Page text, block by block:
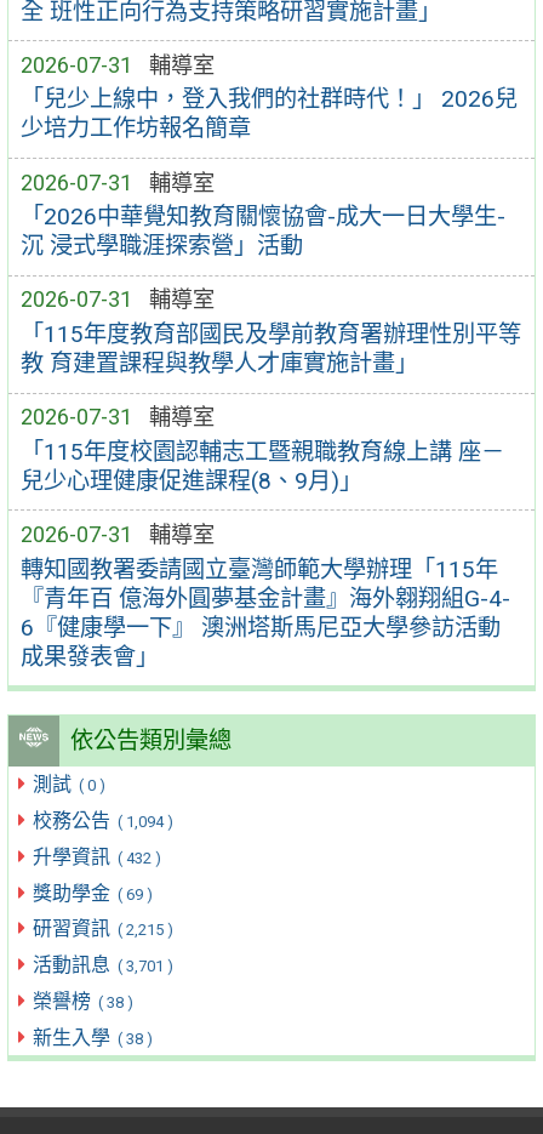
全 班性正向行為支持策略研習實施計畫」
2026-07-31 輔導室
「兒少上線中，登入我們的社群時代！」 2026兒
少培力工作坊報名簡章
2026-07-31 輔導室
「2026中華覺知教育關懷協會-成大一日大學生-
沉 浸式學職涯探索營」活動
2026-07-31 輔導室
「115年度教育部國民及學前教育署辦理性別平等
教 育建置課程與教學人才庫實施計畫」
2026-07-31 輔導室
「115年度校園認輔志工暨親職教育線上講 座－
兒少心理健康促進課程(8、9月)」
2026-07-31 輔導室
轉知國教署委請國立臺灣師範大學辦理「115年
『青年百 億海外圓夢基金計畫』海外翱翔組G-4-
6『健康學一下』 澳洲塔斯馬尼亞大學參訪活動
成果發表會」
依公告類別彙總
測試 ( 0 )
校務公告 ( 1,094 )
升學資訊 ( 432 )
獎助學金 ( 69 )
研習資訊 ( 2,215 )
活動訊息 ( 3,701 )
榮譽榜 ( 38 )
新生入學 ( 38 )